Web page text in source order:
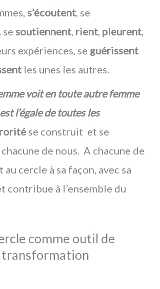
s’écoutent, se
se soutiennent, rient, pleurent,
expériences, se guérissent
les unes les autres.
voit en toute autre femme
l’égale de toutes les
se construit et se
de nous. A chacune de
cercle à sa façon, avec sa
contribue à l’ensemble du
comme outil de
transformation